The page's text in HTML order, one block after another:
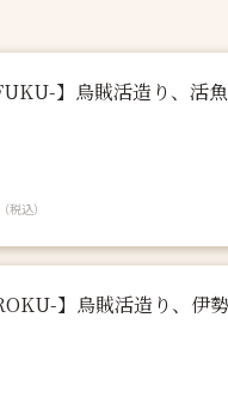
】烏賊活造り、活
税込）
】烏賊活造り、伊